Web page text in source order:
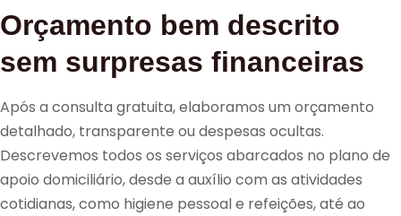
Orçamento bem descrito
sem surpresas financeiras
Após a consulta gratuita, elaboramos um orçamento
detalhado, transparente ou despesas ocultas.
Descrevemos todos os serviços abarcados no plano de
apoio domiciliário, desde a auxílio com as atividades
cotidianas, como higiene pessoal e refeições, até ao